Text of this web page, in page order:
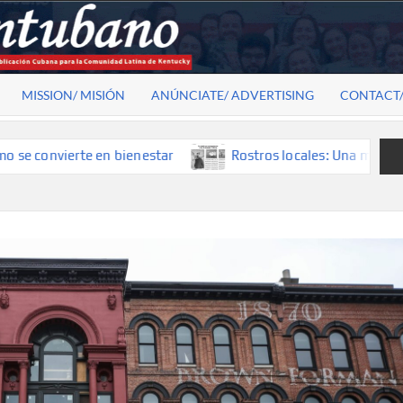
MISSION/ MISIÓN ANÚNCIATE/ ADVERTISING
en bienestar Rostros locales: Una mirada que